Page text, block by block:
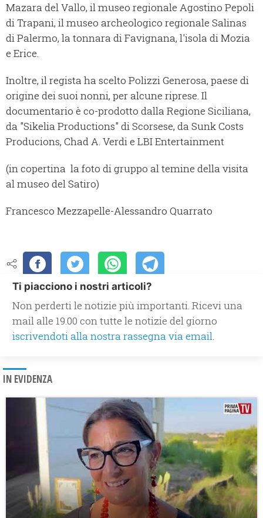
Mazara del Vallo, il museo regionale Agostino Pepoli
di Trapani, il museo archeologico regionale Salinas
di Palermo, la tonnara di Favignana, l'isola di Mozia
e Erice.
Inoltre, il regista ha scelto Polizzi Generosa, paese di
origine dei suoi nonni, per alcune riprese. Il
documentario è co-prodotto dalla Regione Siciliana,
da "Sikelia Productions" di Scorsese, da Sunk Costs
Producions, Chad A. Verdi e LBI Entertainment
(in copertina la foto di gruppo al temine della visita
al museo del Satiro)
Francesco Mezzapelle-Alessandro Quarrato
Ti piacciono i nostri articoli?
Non perderti le notizie più importanti. Ricevi una
mail alle 19.00 con tutte le notizie del giorno
iscrivendoti alla nostra rassegna via email.
IN EVIDENZA